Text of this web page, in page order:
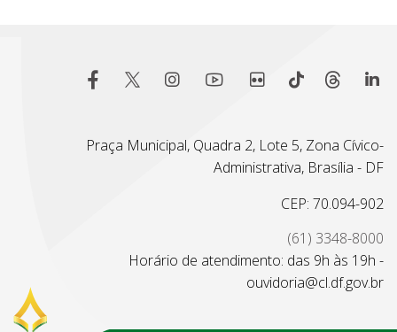
Praça Municipal, Quadra 2, Lote 5, Zona Cívico-
Administrativa, Brasília - DF
CEP: 70.094-902
(61) 3348-8000
Horário de atendimento: das 9h às 19h -
ouvidoria@cl.df.gov.br